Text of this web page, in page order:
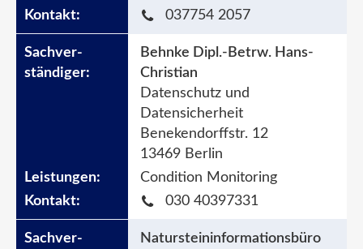
037754 2057
Behnke Dipl.-Betrw. Hans-
Christian
Datenschutz und
Datensicherheit
Benekendorffstr. 12
13469 Berlin
Condition Monitoring
030 40397331
Natursteininformationsbüro